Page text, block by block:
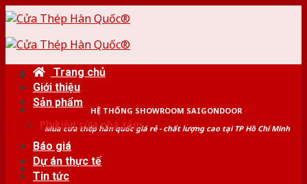
Skip
content
HỆ THỐNG SHOWROOM SAIGONDOOR
Mua cửa thép hàn quốc giá rẻ - chất lượng cao tại TP Hồ Chí Minh
Trang chủ
Giới thiệu
Sản phẩm
Phụ kiện cửa nhà tắm
Báo giá
Dự án thực tế
Tin tức